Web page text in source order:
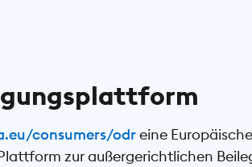
consumers/odreine
zur außergerichtlichen